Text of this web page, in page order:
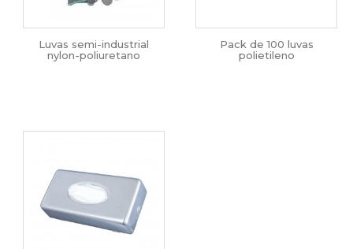
Luvas semi-industrial
nylon-poliuretano
Pack de 100 luvas
polietileno